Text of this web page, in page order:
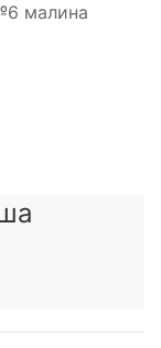
малина